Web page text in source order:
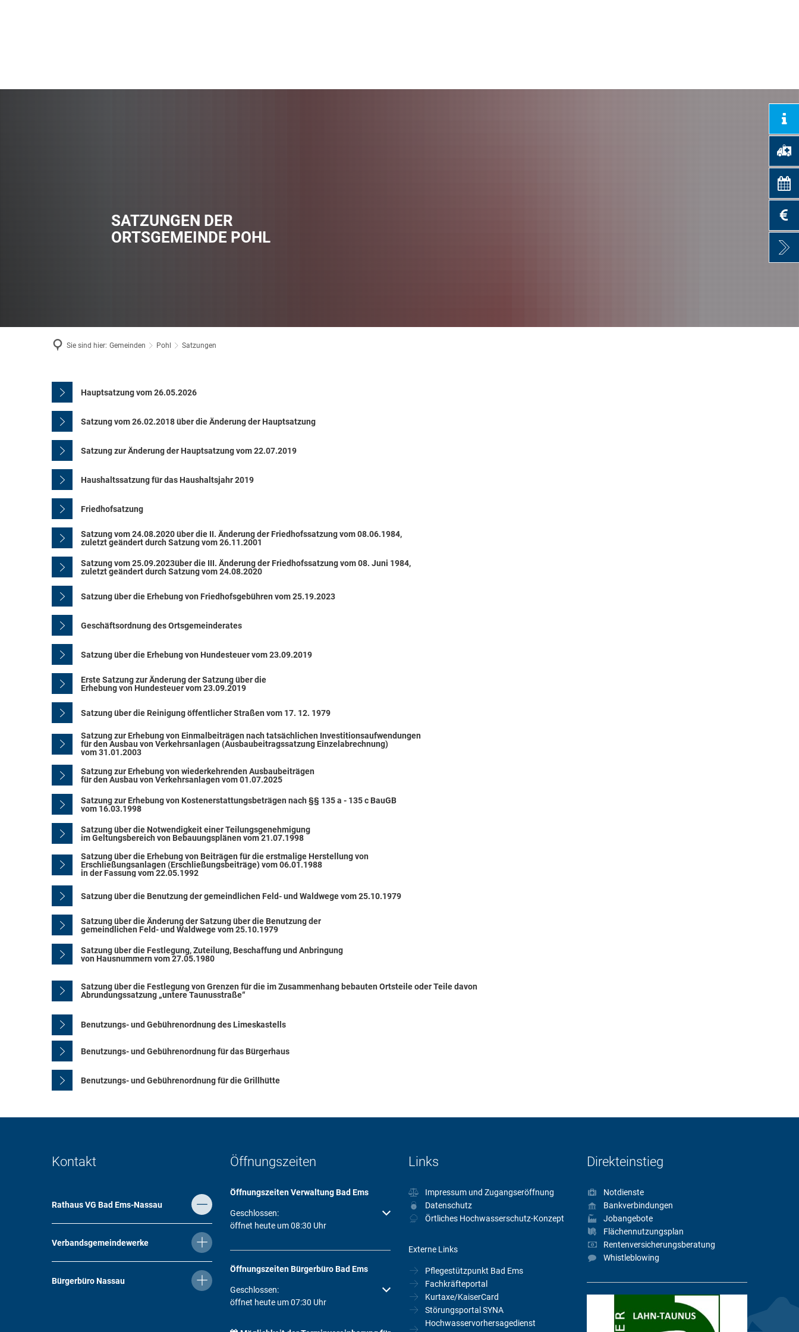
Stadtmuseum Bad Ems
Verbandsgemeindearchiv
Stadtbücherei Bad Ems
Stadtbibliothek in Nassau
Volkshochschule
Weiterbildungsportal Rheinland-Pfalz
Kreismusikschule
Projektsteckbriefe
SATZUNGEN DER
ORTSGEMEINDE POHL
Sie sind hier: Gemeinden Pohl Satzungen
SatzungenHauptsatzung vom 26.05.2026
Satzung vom 26.02.2018 über die Änderung der Hauptsatzung
Satzung zur Änderung der Hauptsatzung vom 22.07.2019
Haushaltssatzung für das Haushaltsjahr 2019
Friedhofsatzung
Satzung vom 24.08.2020 über die II. Änderung der Friedhofssatzung vom 08.06.1984,
zuletzt geändert durch Satzung vom 26.11.2001
Satzung vom 25.09.2023über die III. Änderung der Friedhofssatzung vom 08. Juni 1984,
zuletzt geändert durch Satzung vom 24.08.2020
Satzung über die Erhebung von Friedhofsgebühren vom 25.19.2023
Geschäftsordnung des Ortsgemeinderates
Satzung über die Erhebung von Hundesteuer vom 23.09.2019
Erste Satzung zur Änderung der Satzung über die
Erhebung von Hundesteuer vom 23.09.2019
Satzung über die Reinigung öffentlicher Straßen vom 17. 12. 1979
Satzung zur Erhebung von Einmalbeiträgen nach tatsächlichen Investitionsaufwendungen
für den Ausbau von Verkehrsanlagen (Ausbaubeitragssatzung Einzelabrechnung)
vom 31.01.2003
Satzung zur Erhebung von wiederkehrenden Ausbaubeiträgen
für den Ausbau von Verkehrsanlagen vom 01.07.2025
Satzung zur Erhebung von Kostenerstattungsbeträgen nach §§ 135 a - 135 c BauGB
vom 16.03.1998
Satzung über die Notwendigkeit einer Teilungsgenehmigung
im Geltungsbereich von Bebauungsplänen vom 21.07.1998
Satzung über die Erhebung von Beiträgen für die erstmalige Herstellung von
Erschließungsanlagen (Erschließungsbeiträge) vom 06.01.1988
in der Fassung vom 22.05.1992
Satzung über die Benutzung der gemeindlichen Feld- und Waldwege vom 25.10.1979
Satzung über die Änderung der Satzung über die Benutzung der
gemeindlichen Feld- und Waldwege vom 25.10.1979
Satzung über die Festlegung, Zuteilung, Beschaffung und Anbringung
von Hausnummern vom 27.05.1980
Satzung über die Festlegung von Grenzen für die im Zusammenhang bebauten Ortsteile oder Teile davon
Abrundungssatzung „untere Taunusstraße“
Benutzungs- und Gebührenordnung des Limeskastells
Benutzungs- und Gebührenordnung für das Bürgerhaus
Benutzungs- und Gebührenordnung für die Grillhütte
Kontakt
Rathaus VG Bad Ems-Nassau
Verbandsgemeindewerke
Bürgerbüro Nassau
Öffnungszeiten
Öffnungszeiten Verwaltung Bad Ems
Klicken, um weitere Öffnungs- oder Schließzeiten auszublenden
Geschlossen:
öffnet heute um 08:30 Uhr
Öffnungszeiten Bürgerbüro Bad Ems
Klicken, um weitere Öffnungs- oder Schließzeiten auszublenden
Geschlossen:
öffnet heute um 07:30 Uhr
Links
Impressum und Zugangseröffnung
Datenschutz
Örtliches Hochwasserschutz-Konzept
Externe Links
Pflegestützpunkt Bad Ems
Fachkräfteportal
Kurtaxe/KaiserCard
Störungsportal SYNA
Hochwasservorhersagedienst
Direkteinstieg
Notdienste
Bankverbindungen
Jobangebote
Flächennutzungsplan
Rentenversicherungsberatung
Whistleblowing